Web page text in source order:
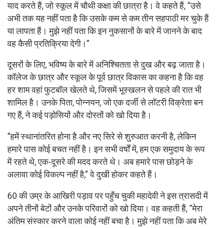
याद करते हैं, जो स्कूल में चौथी कक्षा की छात्रा है। वे कहते हैं, “उसे
अभी तक यह नहीं पता है कि उसके कम से कम तीन सहपाठी मर चुके हैं
या लापता हैं। मुझे नहीं पता कि इन नुकसानों के बारे में जानने के बाद
वह कैसी प्रतिक्रिया देगी।”
दूसरों के लिए, भविष्य के बारे में अनिश्चितता से दुख और बढ़ जाता है।
कॉलेज के छात्र और स्कूल के पूर्व छात्र विकास का कहना है कि वह
हर शाम वहां फुटबॉल खेलते थे, जिसमें भूस्खलन से पहले की रात भी
शामिल है। उनके पिता, पोन्नयन, जो एक दर्जी से लॉटरी विक्रेता बन
गए हैं, ने कई पड़ोसियों और दोस्तों को खो दिया है।
“हमें स्थानांतरित होना है और नए सिरे से शुरुआत करनी है, लेकिन
हमारे पास कोई बचत नहीं है। इन सभी वर्षों में, हम एक समुदाय के रूप
में रहते थे, एक-दूसरे की मदद करते थे। अब हमारे पास छोड़ने के
अलावा कोई विकल्प नहीं है,” वे दुखी होकर कहते हैं।
60 की उम्र के आखिरी पड़ाव पर पहुँच चुकी महादेवी ने इस त्रासदी में
अपने तीनों बेटों और उनके परिवारों को खो दिया। वह कहती हैं, “मेरा
अंतिम संस्कार करने वाला कोई नहीं बचा है। मुझे नहीं पता कि अब मेरे